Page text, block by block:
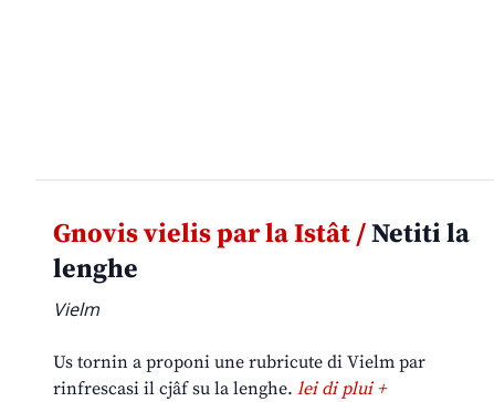
Gnovis vielis par la Istât /Netiti la
lenghe
Vielm
Us tornin a proponi une rubricute di Vielm par
rinfrescasi il cjâf su la lenghe. lei di plui +